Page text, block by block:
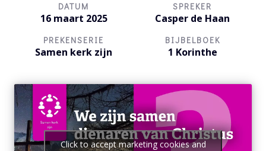
DATUM
16 maart 2025
SPREKER
Casper de Haan
PREKENSERIE
Samen kerk zijn
BIJBELBOEK
1 Korinthe
Click to accept marketing cookies and